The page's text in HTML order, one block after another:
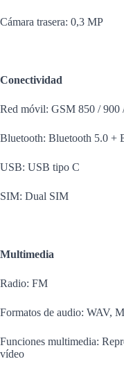
Cámara trasera: 0,3 MP
Conectividad
Red móvil: GSM 850 / 900
Bluetooth: Bluetooth 5.0 +
USB: USB tipo C
SIM: Dual SIM
Multimedia
Radio: FM
Formatos de audio: WAV,
Funciones multimedia:
vídeo